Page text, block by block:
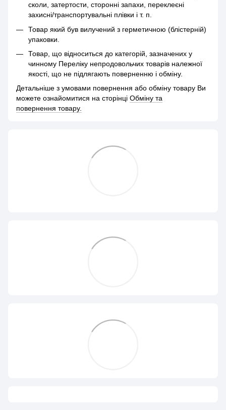
сколи, затертости, сторонні запахи, переклеєні
захисні/транспортувальні плівки і т. п.
Товар який був вилучений з герметичною (блістерній)
упаковки.
Товар, що відноситься до категорій, зазначених у
чинному Переліку непродовольчих товарів належної
якості, що не підлягають поверненню і обміну.
Детальніше з умовами повернення або обміну товару Ви
можете ознайомитися на сторінці Обміну та
повернення товару.